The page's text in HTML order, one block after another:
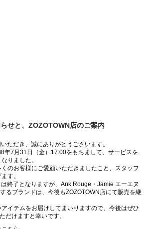
せと、ZOZOTOWN店のご案内
ただき、誠にありがとうございます。
年7月31日（金）17:00をもちまして、サービスを
りました。
のお客様にご愛顧いただきましたこと、スタッフ
す。
終了となりますが、Ank Rouge・Jamie エーエヌ
るブランドは、今後もZOZOTOWN店にて販売を継
イテムをお届けしてまいりますので、今後はぜひ
だけますと幸いです。